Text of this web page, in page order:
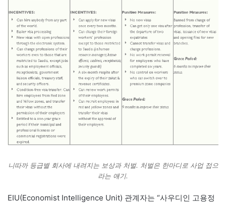
니따까 등급별 회사에 내려지는 보상과 처벌. 처벌은 한마디로 사업 접으
라는 얘기.
EIU(Economist Intelligence Unit) 관계자는 “사우디인 고용정